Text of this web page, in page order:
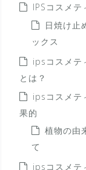
IPSコスメ
日焼け止
ックス
ipsコスメテ
とは？
ipsコスメテ
果的
植物の由
て
ipsコスメテ